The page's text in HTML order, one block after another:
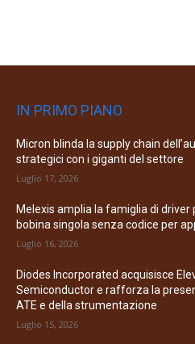
IN PRIMO PIANO
Micron blinda la supply chain
strategici con i giganti del settore
Luglio 17, 2026
Melexis amplia la famiglia di driver
bobina singola senza codice per
Luglio 16, 2026
Diodes Incorporated acquisisce
Semiconductor e rafforza la
ATE e della strumentazione
Luglio 15, 2026